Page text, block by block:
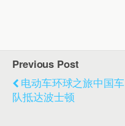
Previous Post
电动车环球之旅中国车
队抵达波士顿